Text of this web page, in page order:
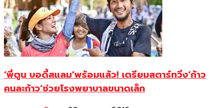
‘พี่ตูน บอดี้สแลม’พร้อมแล้ว! เตรียมสตาร์ทวิ่ง’ก้าว
คนละก้าว’ช่วยโรงพยาบาลขนาดเล็ก